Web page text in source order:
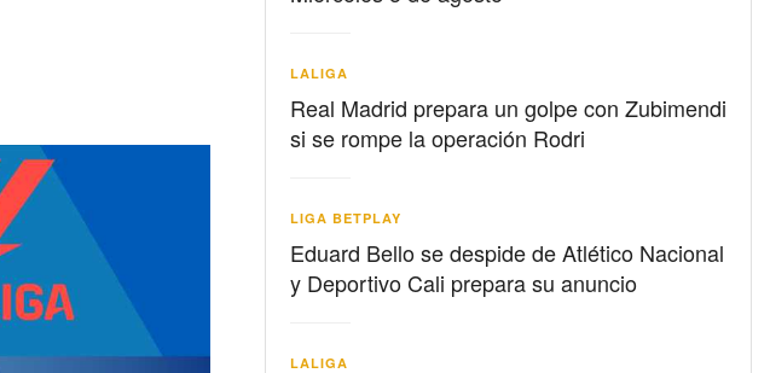
LALIGA
Real Madrid prepara un golpe con Zubimendi
si se rompe la operación Rodri
LIGA BETPLAY
Eduard Bello se despide de Atlético Nacional
y Deportivo Cali prepara su anuncio
LALIGA